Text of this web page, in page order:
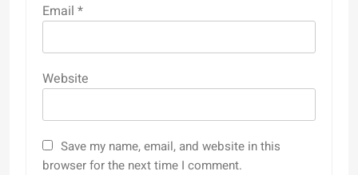
Email *
Website
Save my name, email, and website in this
browser for the next time I comment.